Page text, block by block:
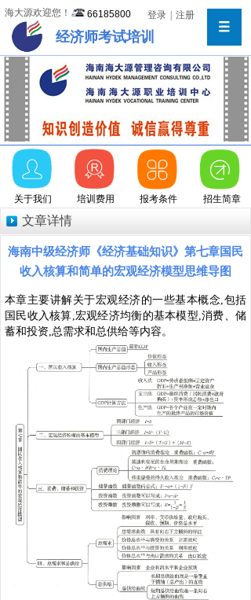
海大源欢迎您！ 66185800 登录 注册
经济师考试培训
关于我们 报考条件 招生简章
培训费用
文章详情
海南中级经济师《经济基础知识》第七章国民
收入核算和简单的宏观经济模型思维导图
本章主要讲解关于宏观经济的一些基本概念,包括
国民收入核算,宏观经济均衡的基本模型,消费、储
蓄和投资,总需求和总供给等内容。